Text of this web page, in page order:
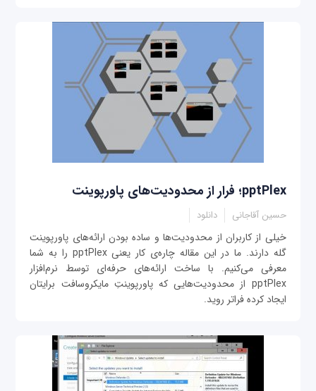
pptPlex؛ فرار از محدودیت‌های پاورپوینت
حسین آقاجانی دانلود
خیلی از کاربران از محدودیت‌ها و ساده بودن ارائه‌های پاورپوینت
گله دارند. ما در این مقاله چاره‌ی کار یعنی pptPlex را به شما
معرفی می‌کنیم. با ساخت ارائه‌های حرفه‌ای توسط نرم‌افزار
pptPlex از محدودیت‌هایی که پاور‌پوینتِ مایکروسافت برایتان
ایجاد کرده فراتر روید.